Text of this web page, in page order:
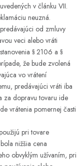
v článku VII.
neuzná.
od zmluvy
veci alebo vráti
§ 2106 a §
že bude zvolená
vo vrátení
predávajúci vráti iba
za dopravu tovaru ide
vrátenia pomernej časti
pri tovare
nižšia cena
obvyklým užívaním, pri